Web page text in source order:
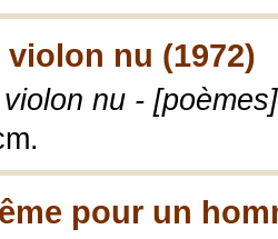
violon nu (1972)
nu - [poèmes]
pour un